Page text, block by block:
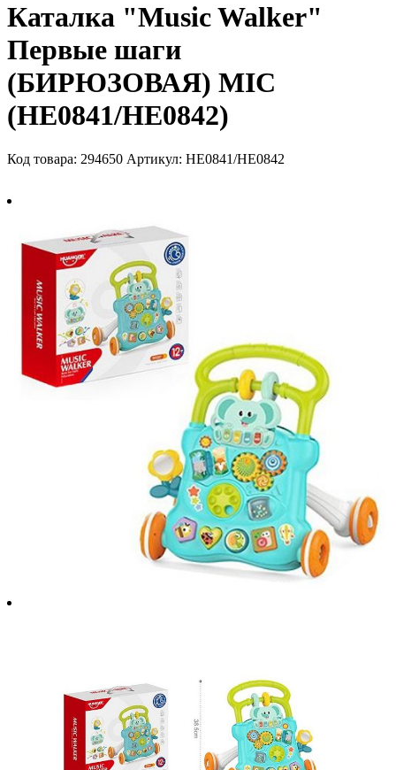
Каталка "Music Walker"
Первые шаги
(БИРЮЗОВАЯ) MIC
(HE0841/HE0842)
Код товара: 294650 Артикул: HE0841/HE0842